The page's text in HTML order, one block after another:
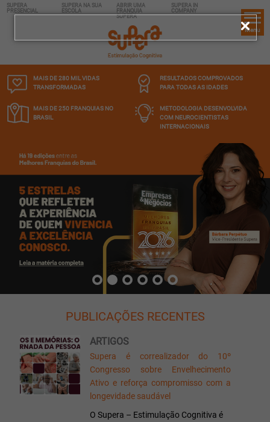
SUPERA
PRESENCIAL
SUPERA NA SUA
ESCOLA
ABRIR UMA
FRANQUIA
SUPERA
SUPERA IN
COMPANY
Menu
MAIS DE 280 MILVIDAS
TRANSFORMADAS
RESULTADOS COMPROVADOS
PARA TODAS AS IDADES
MAIS DE 250 FRANQUIAS NO
BRASIL
METODOLOGIA DESENVOLVIDA
COM NEUROCIENTISTAS
INTERNACIONAIS
PUBLICAÇÕES RECENTES
ARTIGOS
Supera é correalizador do 10º
Congresso sobre Envelhecimento
Ativo e reforça compromisso com a
longevidade saudável
O Supera – Estimulação Cognitiva é